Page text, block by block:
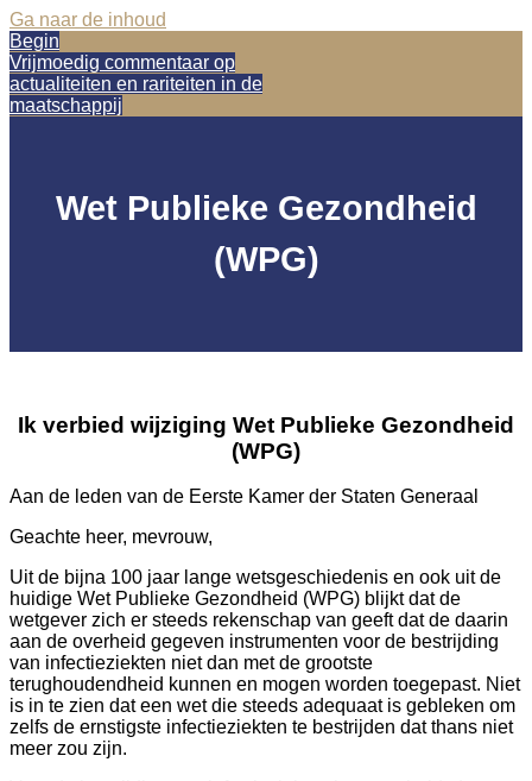
Ga naar de inhoud
Begin
Vrijmoedig commentaar op
actualiteiten en rariteiten in de
maatschappij
Wet Publieke Gezondheid
(WPG)
Ik verbied wijziging Wet Publieke Gezondheid
(WPG)
Aan de leden van de Eerste Kamer der Staten Generaal
Geachte heer, mevrouw,
Uit de bijna 100 jaar lange wetsgeschiedenis en ook uit de
huidige Wet Publieke Gezondheid (WPG) blijkt dat de
wetgever zich er steeds rekenschap van geeft dat de daarin
aan de overheid gegeven instrumenten voor de bestrijding
van infectieziekten niet dan met de grootste
terughoudendheid kunnen en mogen worden toegepast. Niet
is in te zien dat een wet die steeds adequaat is gebleken om
zelfs de ernstigste infectieziekten te bestrijden dat thans niet
meer zou zijn.